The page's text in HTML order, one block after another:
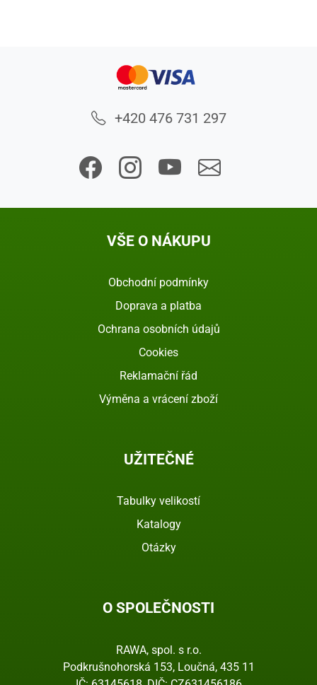
+420 476 731 297
VŠE O NÁKUPU
Obchodní podmínky
Doprava a platba
Ochrana osobních údajů
Cookies
Reklamační řád
Výměna a vrácení zboží
UŽITEČNÉ
Tabulky velikostí
Katalogy
Otázky
O SPOLEČNOSTI
RAWA, spol. s r.o.
Podkrušnohorská 153, Loučná, 435 11